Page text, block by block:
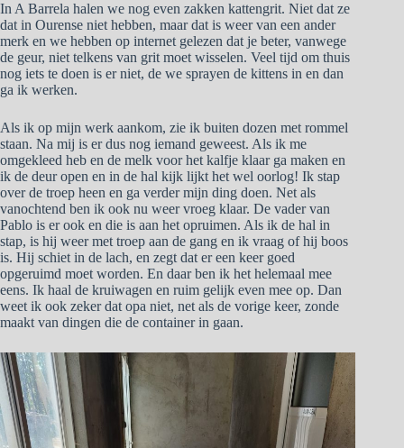
In A Barrela halen we nog even zakken kattengrit. Niet dat ze
dat in Ourense niet hebben, maar dat is weer van een ander
merk en we hebben op internet gelezen dat je beter, vanwege
de geur, niet telkens van grit moet wisselen. Veel tijd om thuis
nog iets te doen is er niet, de we sprayen de kittens in en dan
ga ik werken.
Als ik op mijn werk aankom, zie ik buiten dozen met rommel
staan. Na mij is er dus nog iemand geweest. Als ik me
omgekleed heb en de melk voor het kalfje klaar ga maken en
ik de deur open en in de hal kijk lijkt het wel oorlog! Ik stap
over de troep heen en ga verder mijn ding doen. Net als
vanochtend ben ik ook nu weer vroeg klaar. De vader van
Pablo is er ook en die is aan het opruimen. Als ik de hal in
stap, is hij weer met troep aan de gang en ik vraag of hij boos
is. Hij schiet in de lach, en zegt dat er een keer goed
opgeruimd moet worden. En daar ben ik het helemaal mee
eens. Ik haal de kruiwagen en ruim gelijk even mee op. Dan
weet ik ook zeker dat opa niet, net als de vorige keer, zonde
maakt van dingen die de container in gaan.